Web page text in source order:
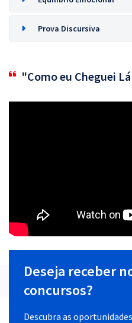
Prova Discursiva
"Como eu Cheguei
Deseja receber
concursos?
Descubra as